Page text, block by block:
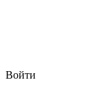
Войти